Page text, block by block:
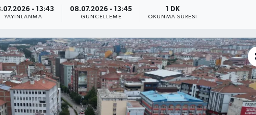
- 13:43
YAYINLANMA
08.07.2026 - 13:45
GÜNCELLEME
1 DK
OKUNMA SÜRESI